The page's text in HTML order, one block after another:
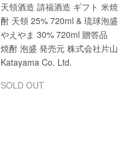
天領酒造 請福酒造 ギフト 米焼
酎 天領 25% 720ml & 琉球泡盛
やえやま 30% 720ml 贈答品
焼酎 泡盛 発売元 株式会社片山
Katayama Co. Ltd.
SOLD OUT